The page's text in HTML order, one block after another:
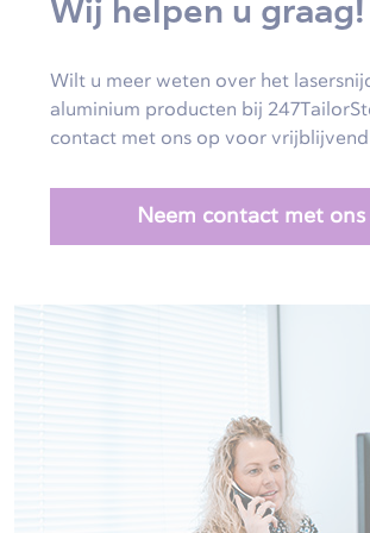
Wij helpen u graag!
Wilt u meer weten over het
aluminium producten bij
contact met ons op voor vrijblijvend
Neem contact met ons